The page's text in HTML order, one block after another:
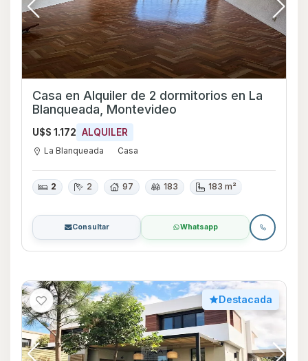
Casa en Alquiler de 2 dormitorios en La
Blanqueada, Montevideo
U$S 1.172 ALQUILER
La Blanqueada Casa
2 2 97 183 183 m²
Consultar Whatsapp
Destacada